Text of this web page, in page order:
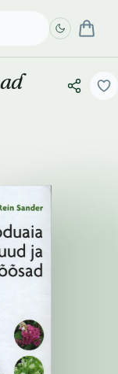
Täpsem
Täpsem